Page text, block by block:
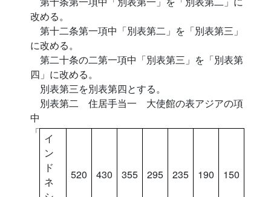
改める。
第十二条第一項中「別表第二」を「別表第三」
に改める。
第二十条の二第一項中「別表第三」を「別表第
四」に改める。
別表第三を別表第四とする。
別表第二 住居手当一 大使館の表アジアの項
中
「 イ
ン
ド
ネ
520 430 355 295 235 190 150